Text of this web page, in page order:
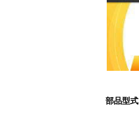
部品型式